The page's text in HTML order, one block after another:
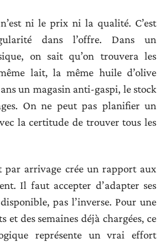
ni le prix ni la qualité. C’est
dans l’offre. Dans un
on sait qu’on trouvera les
lait, la même huile d’olive
un magasin anti-gaspi, le stock
On ne peut pas planifier un
la certitude de trouver tous les
par arrivage crée un rapport aux
Il faut accepter d’adapter ses
pas l’inverse. Pour une
et des semaines déjà chargées, ce
représente un vrai effort